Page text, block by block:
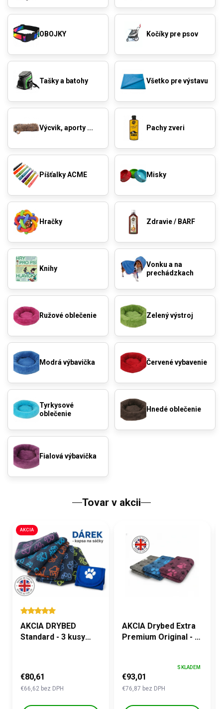
OBOJKY Kočíky pre psov
Tašky a batohy Všetko pre výstavu
Výcvik, aporty ... Pachy zveri
Píšťalky ACME Misky
Hračky Zdravie / BARF
Knihy
Vonku a na
prechádzkach
Ružové oblečenie Zelený výstroj
Modrá výbavička Červené vybavenie
Tyrkysové
oblečenie
Hnedé oblečenie
Fialová výbavička
Tovar v akcii
AKCIA
AKCIA DRYBED
Standard - 3 kusy
€66,62 bez DPH
€80,61
AKCIA Drybed Extra
Premium Original - 3
€76,87 bez DPH
€93,01
SKLADEM